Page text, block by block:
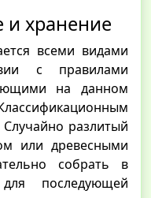
и хранение
всеми видами
с правилами
на данном
разлитый
или древесными
собрать в
последующей